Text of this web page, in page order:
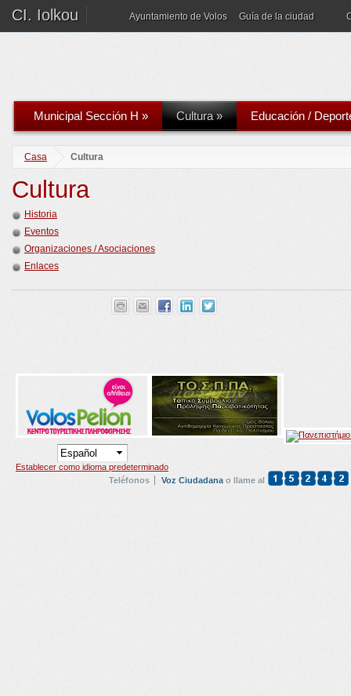
CI. Iolkou Ayuntamiento de Volos Guía de la ciudad
Municipal Sección H » Cultura» Educación /
Casa Cultura
Cultura
Historia
Eventos
Organizaciones / Asociaciones
Enlaces
Establecer como idioma predeterminado
Teléfonos
Voz Ciudadanao llame al